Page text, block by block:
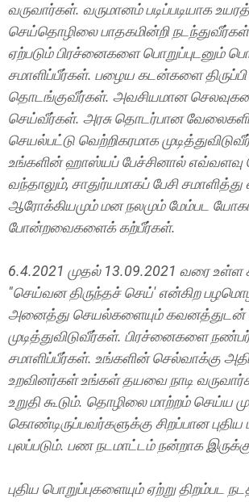
வருவார்கள். வருமானம் படிப்படியாக
செய்தொழிலை பாதகமின்றி
ஏற்படும் பிரச்னைகளை பொறுப்புடனும்
சமாளிப்பீர்கள். பழைய கடன்களை
தொடங்குவீர்கள். அவசியமான
செய்வீர்கள். அரசு தொடர்பான
செயல்பட்டு வெற்றிகரமாக
உங்களின் ஹாஸ்யப் பேச்சினால் எவ்வளவு
வந்தாலும், சாதுர்யமாகப் பேசி
ஆரோக்கியமும் மன நலமும் மேம்பட
போன்றவைகளைக் கற்பீர்கள்.
6.4.2021 முதல் 13.09.2021 வரை உள்ள
"செய்வன திருந்தச் செய்' என்கிற
அனைத்து செயல்களையும் கவனத்துடன்
முடித்துவிடுவீர்கள். பிரச்னைகளை
சமாளிப்பீர்கள். உங்களின் செல்வாக்கு
உறவினர்கள் உங்கள் தயவை நாடி
உறுதி கூடும். தொழிலை மாற்றம் செய்ய
கொண்டிருப்பவர்களுக்கு சிறப்பான புதிய
புலப்படும். பண நடமாட்டம் நன்றாக
புதிய பொறுப்புகளையும் ஏற்று திறம்பட